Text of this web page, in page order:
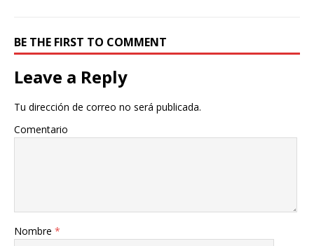
BE THE FIRST TO COMMENT
Leave a Reply
Tu dirección de correo no será publicada.
Comentario
Nombre *